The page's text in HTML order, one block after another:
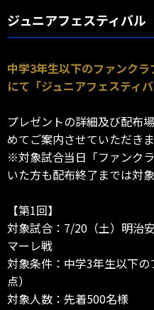
ジュニアフェスティバル
中学3年生以下のファンク
にて「ジュニアフェスティ
プレゼントの詳細及び配布
めてご案内させていただきま
※対象試合当日「ファンク
いた方も配布終了までは対象
【第1回】
対象試合：7/20（土）明治
マーレ戦
対象条件：中学3年生以下
点）
対象人数：先着500名様